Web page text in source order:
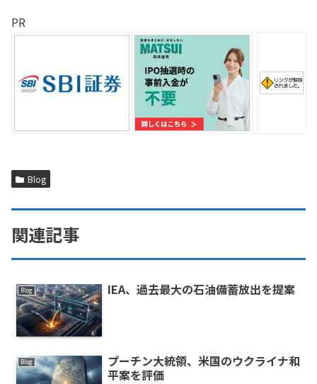
PR
Blog
関連記事
Blog IEA、過去最大の石油備蓄放出を提案
Blog
プーチン大統領、米国のウクライナ和
平案を評価